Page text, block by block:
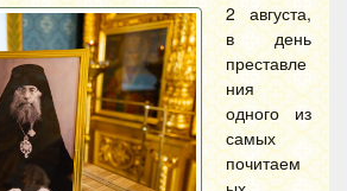
2 августа,
в день
преставле
ния
одного из
самых
почитаем